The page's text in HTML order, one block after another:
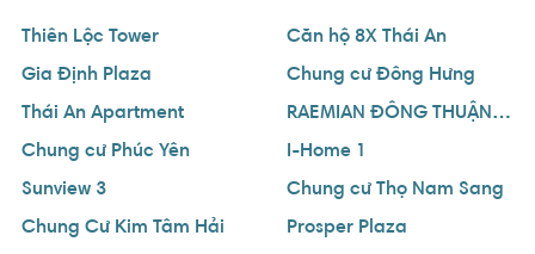
Thiên Lộc Tower
Căn hộ 8X Thái An
Gia Định Plaza
Chung cư Đông Hưng
Thái An Apartment
RAEMIAN ĐÔNG THUẬN (An Sương I-Park)
Chung cư Phúc Yên
I-Home 1
Sunview 3
Chung cư Thọ Nam Sang
Chung Cư Kim Tâm Hải
Prosper Plaza